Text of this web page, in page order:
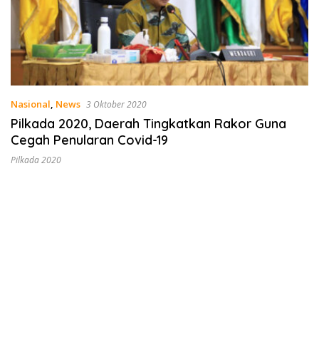
Nasional, News 3 Oktober 2020
Pilkada 2020, Daerah Tingkatkan Rakor Guna
Cegah Penularan Covid-19
Pilkada 2020